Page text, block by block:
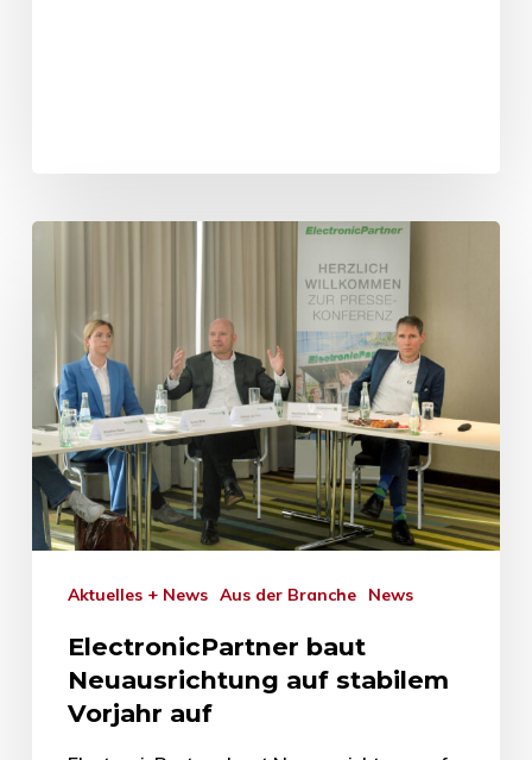
Aktuelles + News Aus der Branche News
ElectronicPartner baut
Neuausrichtung auf stabilem
Vorjahr auf